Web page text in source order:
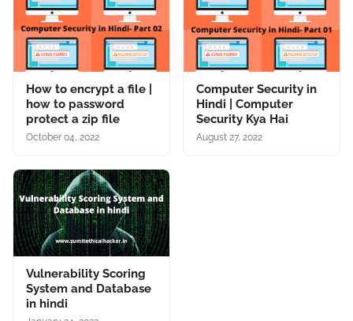
How to encrypt a file |
how to password
protect a zip file
October 04, 2022
Computer Security in
Hindi | Computer
Security Kya Hai
August 27, 2022
Vulnerability Scoring
System and Database
in hindi